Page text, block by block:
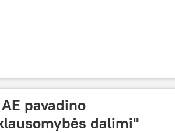
pavadino
dalimi"